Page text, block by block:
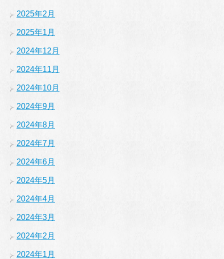
2025年2月
2025年1月
2024年12月
2024年11月
2024年10月
2024年9月
2024年8月
2024年7月
2024年6月
2024年5月
2024年4月
2024年3月
2024年2月
2024年1月